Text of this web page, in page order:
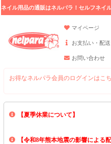
ネイル用品の通販はネルパラ！セルフネイ
マイページ
お支払い・配送
お問い合わせ
お得なネルパラ会員のログインはこ
【夏季休業について】
8/13(木)～8/16(日)の間｢出荷業務・
【令和8年熊本地震の影響による